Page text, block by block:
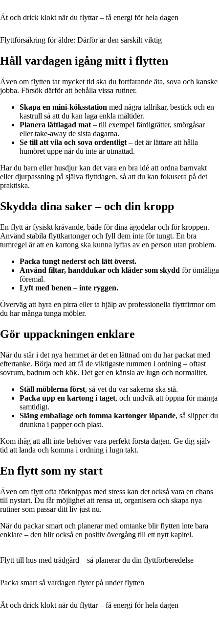
Ät och drick klokt när du flyttar – få energi för hela dagen
Flyttförsäkring för äldre: Därför är den särskilt viktig
Håll vardagen igång mitt i flytten
Även om flytten tar mycket tid ska du fortfarande äta, sova och kanske
jobba. Försök därför att behålla vissa rutiner.
Skapa en mini-köksstation med några tallrikar, bestick och en
kastrull så att du kan laga enkla måltider.
Planera lättlagad mat – till exempel färdigrätter, smörgåsar
eller take-away de sista dagarna.
Se till att vila och sova ordentligt – det är lättare att hålla
humöret uppe när du inte är utmattad.
Har du barn eller husdjur kan det vara en bra idé att ordna barnvakt
eller djurpassning på själva flyttdagen, så att du kan fokusera på det
praktiska.
Skydda dina saker – och din kropp
En flytt är fysiskt krävande, både för dina ägodelar och för kroppen.
Använd stabila flyttkartonger och fyll dem inte för tungt. En bra
tumregel är att en kartong ska kunna lyftas av en person utan problem.
Packa tungt nederst och lätt överst.
Använd filtar, handdukar och kläder som skydd för ömtåliga
föremål.
Lyft med benen – inte ryggen.
Överväg att hyra en pirra eller ta hjälp av professionella flyttfirmor om
du har många tunga möbler.
Gör uppackningen enklare
När du står i det nya hemmet är det en lättnad om du har packat med
eftertanke. Börja med att få de viktigaste rummen i ordning – oftast
sovrum, badrum och kök. Det ger en känsla av lugn och normalitet.
Ställ möblerna först, så vet du var sakerna ska stå.
Packa upp en kartong i taget, och undvik att öppna för många
samtidigt.
Släng emballage och tomma kartonger löpande, så slipper du
drunkna i papper och plast.
Kom ihåg att allt inte behöver vara perfekt första dagen. Ge dig själv
tid att landa och komma i ordning i lugn takt.
En flytt som ny start
Även om flytt ofta förknippas med stress kan det också vara en chans
till nystart. Du får möjlighet att rensa ut, organisera och skapa nya
rutiner som passar ditt liv just nu.
När du packar smart och planerar med omtanke blir flytten inte bara
enklare – den blir också en positiv övergång till ett nytt kapitel.
Flytt till hus med trädgård – så planerar du din flyttförberedelse
Packa smart så vardagen flyter på under flytten
Ät och drick klokt när du flyttar – få energi för hela dagen